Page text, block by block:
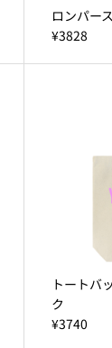
ロンパー
¥3828
トートバ
ク
¥3740